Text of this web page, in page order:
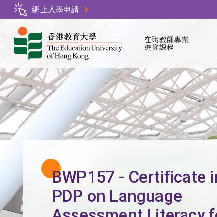
Skip
content
網上入學申請
BWP157 - Certificate
PDP on Language